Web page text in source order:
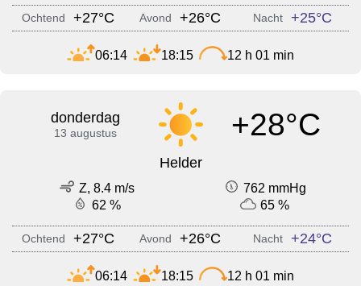
Ochtend +27°C Avond +26°C Nacht +25°C
06:14 18:15 12 h 01 min
donderdag
13 augustus +28°C
Helder
Z, 8.4 m/s
762 mmHg
62 %
65 %
Ochtend +27°C Avond +26°C Nacht +24°C
06:14 18:15 12 h 01 min